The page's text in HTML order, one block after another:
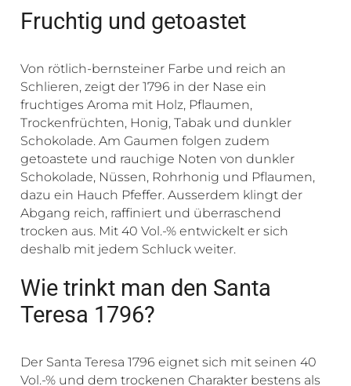
Fruchtig und getoastet
Von rötlich-bernsteiner Farbe und reich an
Schlieren, zeigt der 1796 in der Nase ein
fruchtiges Aroma mit Holz, Pflaumen,
Trockenfrüchten, Honig, Tabak und dunkler
Schokolade. Am Gaumen folgen zudem
getoastete und rauchige Noten von dunkler
Schokolade, Nüssen, Rohrhonig und Pflaumen,
dazu ein Hauch Pfeffer. Ausserdem klingt der
Abgang reich, raffiniert und überraschend
trocken aus. Mit 40 Vol.-% entwickelt er sich
deshalb mit jedem Schluck weiter.
Wie trinkt man den Santa
Teresa 1796?
Der Santa Teresa 1796 eignet sich mit seinen 40
Vol.-% und dem trockenen Charakter bestens als